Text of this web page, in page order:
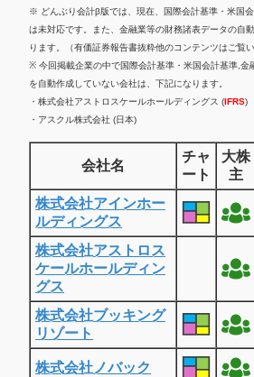
※ どんぶり会計β版では、現在、国際会計基準・米国
は未対応です。また、金融業等の財務諸表データの自
ります。（有価証券報告書抜粋他のコンテンツはご覧い
※ 今回掲載企業の中で国際会計基準・米国会計基準,金
を自動作成していない会社は、下記になります。
・株式会社アストロスケールホールディングス (IFRS)
・アスクル株式会社 (日本)
会社名
チャ
ート
大株
主
株式会社アインホー
ルディングス
株式会社アストロス
ケールホールディン
グス
株式会社ブッキング
リゾート
株式会社ノバック